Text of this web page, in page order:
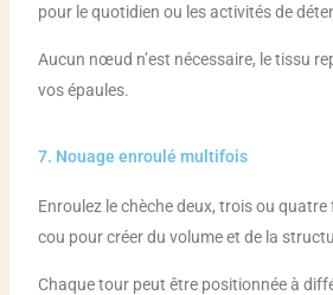
pour le quotidien ou les activités de
Aucun nœud n’est nécessaire, le tissu
vos épaules.
7. Nouage enroulé multifois
Enroulez le chèche deux, trois ou
cou pour créer du volume et de la
Chaque tour peut être positionnée à